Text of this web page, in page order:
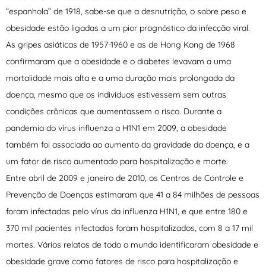
“espanhola” de 1918, sabe-se que a desnutrição, o sobre peso e
obesidade estão ligadas a um pior prognóstico da infecção viral.
As gripes asiáticas de 1957-1960 e as de Hong Kong de 1968
confirmaram que a obesidade e o diabetes levavam a uma
mortalidade mais alta e a uma duração mais prolongada da
doença, mesmo que os indivíduos estivessem sem outras
condições crônicas que aumentassem o risco. Durante a
pandemia do vírus influenza a H1N1 em 2009, a obesidade
também foi associada ao aumento da gravidade da doença, e a
um fator de risco aumentado para hospitalização e morte.
Entre abril de 2009 e janeiro de 2010, os Centros de Controle e
Prevenção de Doenças estimaram que 41 a 84 milhões de pessoas
foram infectadas pelo vírus da influenza H1N1, e que entre 180 e
370 mil pacientes infectados foram hospitalizados, com 8 a 17 mil
mortes. Vários relatos de todo o mundo identificaram obesidade e
obesidade grave como fatores de risco para hospitalização e